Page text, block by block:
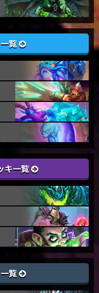
覧
キ一覧
覧